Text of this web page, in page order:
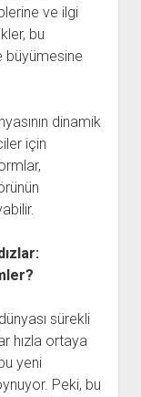
ve ilgi
bu
büyümesine
dinamik
için
sürekli
hızla ortaya
yeni
Peki, bu